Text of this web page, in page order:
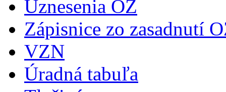
Uznesenia OZ
Zápisnice zo zasadnutí
VZN
Úradná tabuľa